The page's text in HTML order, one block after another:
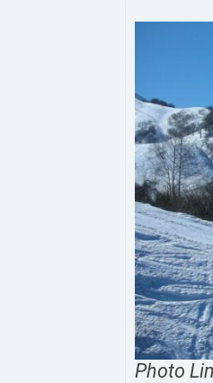
Photo